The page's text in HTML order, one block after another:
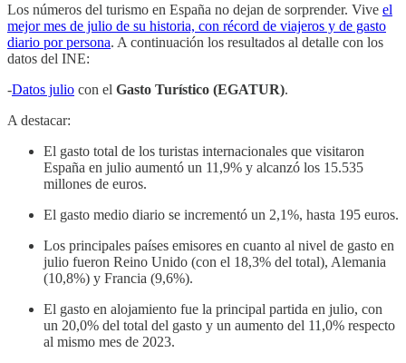
Los números del turismo en España no dejan de sorprender. Vive el
mejor mes de julio de su historia, con récord de viajeros y de gasto
diario por persona. A continuación los resultados al detalle con los
datos del INE:
-Datos julio con el Gasto Turístico (EGATUR).
A destacar:
El gasto total de los turistas internacionales que visitaron
España en julio aumentó un 11,9% y alcanzó los 15.535
millones de euros.
El gasto medio diario se incrementó un 2,1%, hasta 195 euros.
Los principales países emisores en cuanto al nivel de gasto en
julio fueron Reino Unido (con el 18,3% del total), Alemania
(10,8%) y Francia (9,6%).
El gasto en alojamiento fue la principal partida en julio, con
un 20,0% del total del gasto y un aumento del 11,0% respecto
al mismo mes de 2023.